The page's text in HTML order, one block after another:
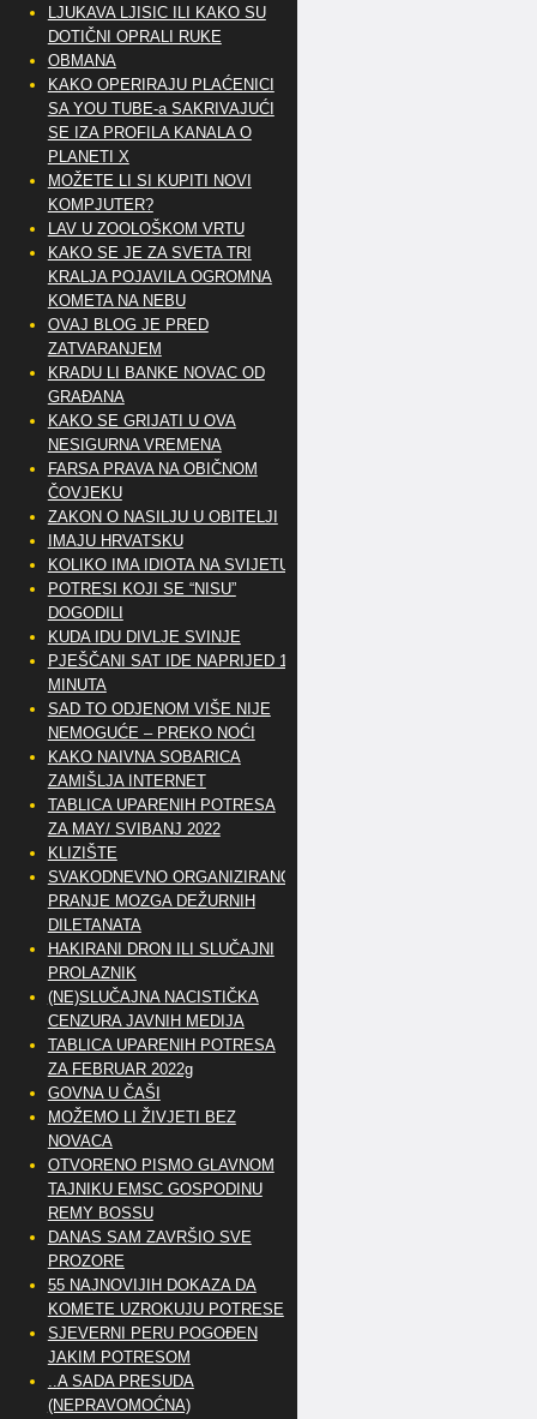
LJUKAVA LJISIC ILI KAKO SU
DOTIČNI OPRALI RUKE
OBMANA
KAKO OPERIRAJU PLAĆENICI
SA YOU TUBE-a SAKRIVAJUĆI
SE IZA PROFILA KANALA O
PLANETI X
MOŽETE LI SI KUPITI NOVI
KOMPJUTER?
LAV U ZOOLOŠKOM VRTU
KAKO SE JE ZA SVETA TRI
KRALJA POJAVILA OGROMNA
KOMETA NA NEBU
OVAJ BLOG JE PRED
ZATVARANJEM
KRADU LI BANKE NOVAC OD
GRAĐANA
KAKO SE GRIJATI U OVA
NESIGURNA VREMENA
FARSA PRAVA NA OBIČNOM
ČOVJEKU
ZAKON O NASILJU U OBITELJI
IMAJU HRVATSKU
KOLIKO IMA IDIOTA NA SVIJETU?
POTRESI KOJI SE “NISU”
DOGODILI
KUDA IDU DIVLJE SVINJE
PJEŠČANI SAT IDE NAPRIJED 10
MINUTA
SAD TO ODJENOM VIŠE NIJE
NEMOGUĆE – PREKO NOĆI
KAKO NAIVNA SOBARICA
ZAMIŠLJA INTERNET
TABLICA UPARENIH POTRESA
ZA MAY/ SVIBANJ 2022
KLIZIŠTE
SVAKODNEVNO ORGANIZIRANO
PRANJE MOZGA DEŽURNIH
DILETANATA
HAKIRANI DRON ILI SLUČAJNI
PROLAZNIK
(NE)SLUČAJNA NACISTIČKA
CENZURA JAVNIH MEDIJA
TABLICA UPARENIH POTRESA
ZA FEBRUAR 2022g
GOVNA U ČAŠI
MOŽEMO LI ŽIVJETI BEZ
NOVACA
OTVORENO PISMO GLAVNOM
TAJNIKU EMSC GOSPODINU
REMY BOSSU
DANAS SAM ZAVRŠIO SVE
PROZORE
55 NAJNOVIJIH DOKAZA DA
KOMETE UZROKUJU POTRESE
SJEVERNI PERU POGOĐEN
JAKIM POTRESOM
..A SADA PRESUDA
(NEPRAVOMOĆNA)